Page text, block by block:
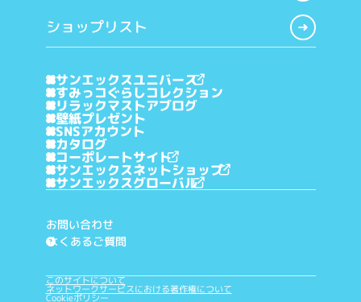
ショップリスト
サンエックスユニバース
すみっコぐらしコレクション
リラックマストアブログ
壁紙プレゼント
SNSアカウント
カタログ
コーポレートサイト
サンエックスネットショップ
サンエックスグローバル
お問い合わせ
?
よくあるご質問
このサイトについて
ネットワークサービスにおける著作権について
Cookieポリシー